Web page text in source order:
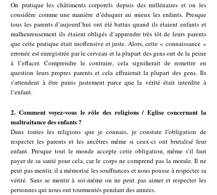
On pratique les châtiments corporels depuis des millénaires et on les
considère comme une manière d’éduquer au mieux les enfants. Presque
tous les parents d’aujourd’hui ont été battus quand ils étaient enfants et
malheureusement ils étaient obligés d’apprendre très tôt de leurs parents
que cette pratique était inoffensive et juste. Alors, cette « connaissance »
erronée est enregistrée par le cerveau et la plupart des gens ont de la peine
à l’effacer. Comprendre le contraire, cela signifierait de remettre en
question leurs propres parents et cela effraierait la plupart des gens. Ils
s’attendent à être punis justement parce que la vérité était interdite à
l’enfant.
2. Comment voyez-vous le rôle des religions / Eglise concernant la
maltraitance des enfants ?
Dans toutes les religions que je connais, je constate l’obligation de
respecter les parents et les ancêtres même si ceux-ci ont brutalisé leur
enfant. Presque tout le monde accepte cette obligation, même s’il faut
payer de sa santé pour cela, car le corps ne comprend pas la morale. Il ne
peut pas mentir, il a mémorisé les souffrances et nous pousse à respecter sa
vérité. Sans se mentir à soi-même on ne peut pas aimer et respecter les
personnes qui nous ont tourmentés pendant des années.